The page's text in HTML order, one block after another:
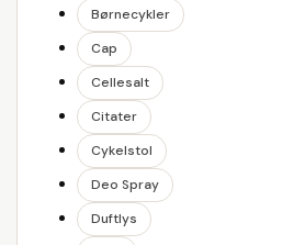
Børnecykler
Cap
Cellesalt
Citater
Cykelstol
Deo Spray
Duftlys